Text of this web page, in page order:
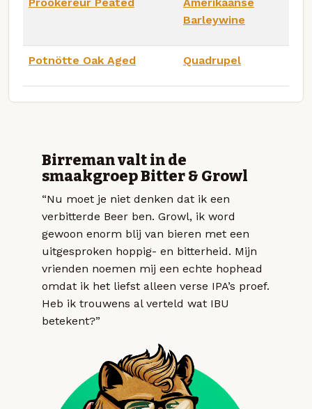
Barleywine
Potnötte Oak Aged Quadrupel
Birreman valt in de
smaakgroep Bitter & Growl
“Nu moet je niet denken dat ik een
verbitterde Beer ben. Growl, ik word
gewoon enorm blij van bieren met een
uitgesproken hoppig- en bitterheid. Mijn
vrienden noemen mij een echte hophead
omdat ik het liefst alleen verse IPA’s proef.
Heb ik trouwens al verteld wat IBU
betekent?”